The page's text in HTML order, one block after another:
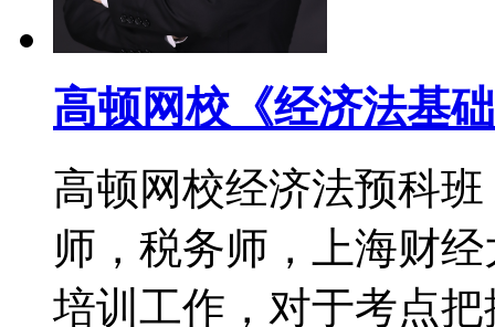
高顿网校《经济法基
高顿网校经济法预科
师，税务师，上海财
培训工作，对于考点